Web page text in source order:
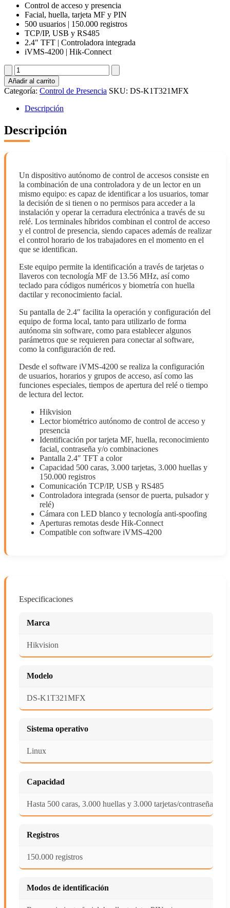
Control de acceso y presencia
Facial, huella, tarjeta MF y PIN
500 usuarios | 150.000 registros
TCP/IP, USB y RS485
2.4" TFT | Controladora integrada
iVMS-4200 | Hik-Connect
DS-
K1T321MFX
cantidad
Añadir al carrito
Categoría: Control de Presencia SKU: DS-K1T321MFX
Descripción
Descripción
Un dispositivo autónomo de control de accesos consiste en
la combinación de una controladora y de un lector en un
mismo equipo: es capaz de identificar a los usuarios, tomar
la decisión de si tienen o no permisos para acceder a la
instalación y operar la cerradura electrónica a través de su
relé. Los terminales híbridos combinan el control de acceso
y el control de presencia, siendo capaces además de realizar
el control horario de los trabajadores en el momento en el
que se identifican.
Este equipo permite la identificación a través de tarjetas o
llaveros con tecnología MF de 13.56 MHz, así como
teclado para códigos numéricos y biometría con huella
dactilar y reconocimiento facial.
Su pantalla de 2.4″ facilita la operación y configuración del
equipo de forma local, tanto para utilizarlo de forma
autónoma sin software, como para establecer algunos
parámetros que se requieren para conectar al software,
como la configuración de red.
Desde el software iVMS-4200 se realiza la configuración
de usuarios, horarios y grupos de acceso, así como las
funciones especiales, tiempos de apertura del relé o tiempo
de lectura del lector.
Hikvision
Lector biométrico autónomo de control de acceso y
presencia
Identificación por tarjeta MF, huella, reconocimiento
facial, contraseña y/o combinaciones
Pantalla 2.4″ TFT a color
Capacidad 500 caras, 3.000 tarjetas, 3.000 huellas y
150.000 registros
Comunicación TCP/IP, USB y RS485
Controladora integrada (sensor de puerta, pulsador y
relé)
Cámara con LED blanco y tecnología anti-spoofing
Aperturas remotas desde Hik-Connect
Compatible con software iVMS-4200
Especificaciones
Marca
Hikvision
Modelo
DS-K1T321MFX
Sistema operativo
Linux
Capacidad
Hasta 500 caras, 3.000 huellas y 3.000 tarjetas/contraseñas
Registros
150.000 registros
Modos de identificación